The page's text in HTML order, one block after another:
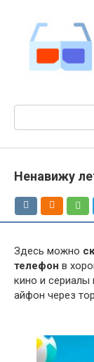
контенту
Ненавижу
Здесь можно
телефон в
кино и
айфон через